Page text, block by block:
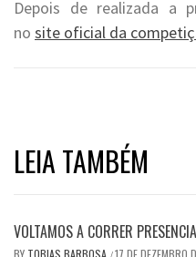
Depois de realizada a
no site oficial da
LEIA TAMBÉM
VOLTAMOS A CORRER